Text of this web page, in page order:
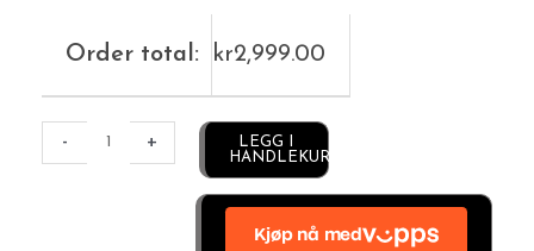
Order total: kr2,999.00
- +
LEGG I
HANDLEKURV